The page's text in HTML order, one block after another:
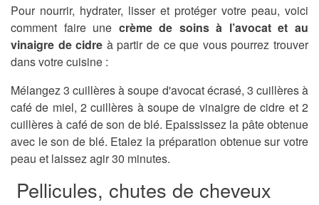
Pour nourrir, hydrater, lisser et protéger votre peau, voici
comment faire une crème de soins à l’avocat et au
vinaigre de cidre à partir de ce que vous pourrez trouver
dans votre cuisine :
Mélangez 3 cuillères à soupe d'avocat écrasé, 3 cuillères à
café de miel, 2 cuillères à soupe de vinaigre de cidre et 2
cuillères à café de son de blé. Epaississez la pâte obtenue
avec le son de blé. Etalez la préparation obtenue sur votre
peau et laissez agir 30 minutes.
Pellicules, chutes de cheveux